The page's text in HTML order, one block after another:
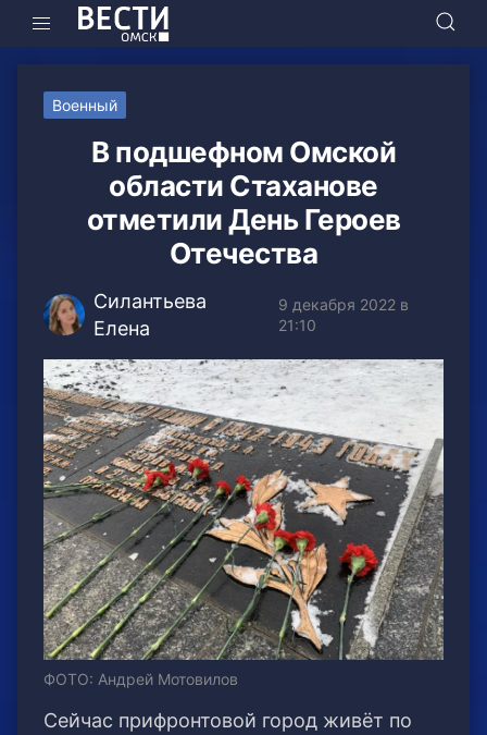
Военный
В подшефном Омской
области Стаханове
отметили День Героев
Отечества
Силантьева
Елена
9 декабря 2022 в
21:10
ФОТО: Андрей Мотовилов
Сейчас прифронтовой город живёт по